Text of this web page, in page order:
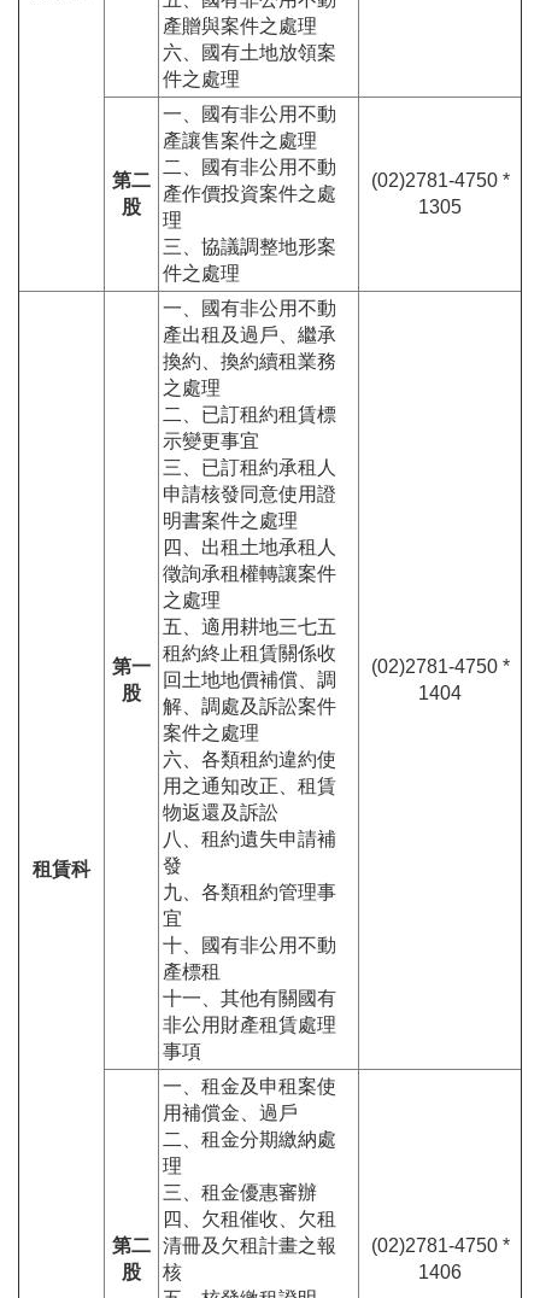
產贈與案件之處理
六、國有土地放領案
件之處理
第二
股
一、國有非公用不動
產讓售案件之處理
二、國有非公用不動
產作價投資案件之處
理
三、協議調整地形案
件之處理
(02)2781-4750 *
1305
租賃科
第一
股
一、國有非公用不動
產出租及過戶、繼承
換約、換約續租業務
之處理
二、已訂租約租賃標
示變更事宜
三、已訂租約承租人
申請核發同意使用證
明書案件之處理
四、出租土地承租人
徵詢承租權轉讓案件
之處理
五、適用耕地三七五
租約終止租賃關係收
回土地地價補償、調
解、調處及訴訟案件
案件之處理
六、各類租約違約使
用之通知改正、租賃
物返還及訴訟
八、租約遺失申請補
發
九、各類租約管理事
宜
十、國有非公用不動
產標租
十一、其他有關國有
非公用財產租賃處理
事項
(02)2781-4750 *
1404
第二
股
一、租金及申租案使
用補償金、過戶
二、租金分期繳納處
理
三、租金優惠審辦
四、欠租催收、欠租
清冊及欠租計畫之報
核
(02)2781-4750 *
1406